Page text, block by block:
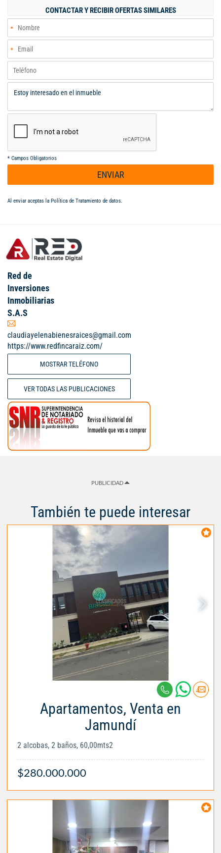
Ubicado en un estrato 5, usted podrá disfrutar de la cercanía a
importantes vías de acceso, centros comerciales y espacios
recreativos que enriquecen la calidad de vida en esta vibrante
localidad. No pierda la oportunidad de vivir en un lugar que
combina confort y excelente ubicación. Contáctenos para más
información y agende su visita.
CONTACTAR Y RECIBIR OFERTAS SIMILARES
* Campos Obligatorios
ENVIAR
Al enviar aceptas la Política de Tratamiento de datos.
Red de
Inversiones
Inmobiliarias
S.A.S
claudiayelenabienesraices@gmail.com
https://www.redfincaraiz.com/
MOSTRAR TELÉFONO
VER TODAS LAS PUBLICACIONES
PUBLICIDAD
También te puede interesar
Apartamentos, Venta en
Jamundí
2 alcobas, 2 baños, 60,00mts2
$280.000.000